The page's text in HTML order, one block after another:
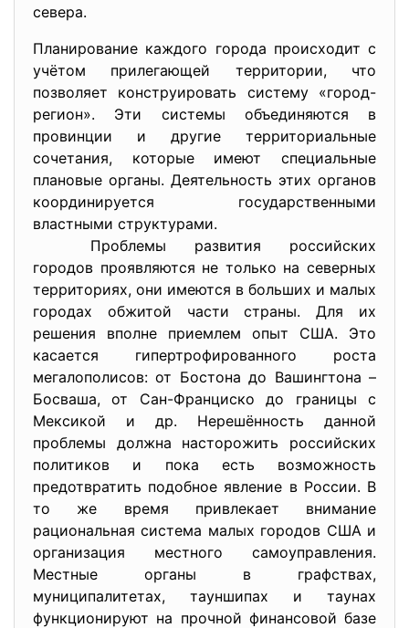
севера.
Планирование каждого города происходит с
учётом прилегающей территории, что
позволяет конструировать систему «город-
регион». Эти системы объединяются в
провинции и другие территориальные
сочетания, которые имеют специальные
плановые органы. Деятельность этих органов
координируется государственными
властными структурами.
Проблемы развития российских
городов проявляются не только на северных
территориях, они имеются в больших и малых
городах обжитой части страны. Для их
решения вполне приемлем опыт США. Это
касается гипертрофированного роста
мегалополисов: от Бостона до Вашингтона –
Босваша, от Сан-Франциско до границы с
Мексикой и др. Нерешённость данной
проблемы должна насторожить российских
политиков и пока есть возможность
предотвратить подобное явление в России. В
то же время привлекает внимание
рациональная система малых городов США и
организация местного самоуправления.
Местные органы в графствах,
муниципалитетах, тауншипах и таунах
функционируют на прочной финансовой базе